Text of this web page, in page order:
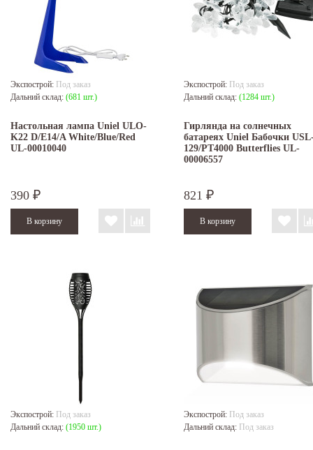
Экспострой: Под заказ
Дальний склад: (681 шт.)
Настольная лампа Uniel ULO-
K22 D/E14/A White/Blue/Red
UL-00010040
390 ₽
Экспострой: Под заказ
Дальний склад: (1284 шт.)
Гирлянда на солнечных
батареях Uniel Бабочки
129/PT4000 Butterflies UL-
00006557
821 ₽
Экспострой: Под заказ
Дальний склад: (1950 шт.)
Экспострой: Под заказ
Дальний склад: Под заказ